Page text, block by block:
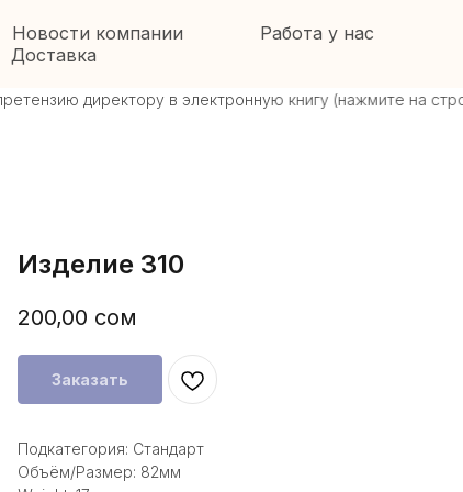
Новости компании
Работа у нас
Доставка
директору в электронную книгу (нажмите на строку)
Изделие 310
200,00 сом
Заказать
Подкатегория: Стандарт
Объём/Размер: 82мм